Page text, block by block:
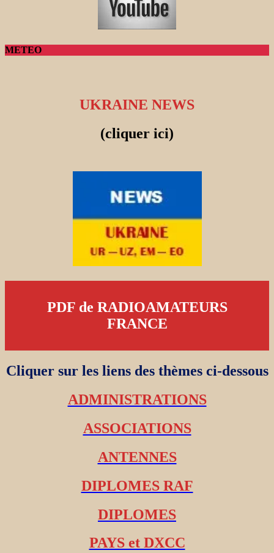
METEO
UKRAINE NEWS
(cliquer ici)
PDF de RADIOAMATEURS
FRANCE
Cliquer sur les liens des thèmes ci-dessous
ADMINISTRATIONS
ASSOCIATIONS
ANTENNES
DIPLOMES RAF
DIPLOMES
PAYS et DXCC